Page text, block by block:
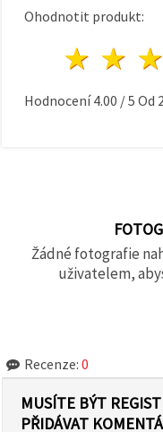
Ohodnotit produkt:
2
1
Hodnocení4.00 /5 Od 2
Žádné fotografie
uživatelem,
Recenze: 0
MUSÍTE BÝT
PŘIDÁVAT